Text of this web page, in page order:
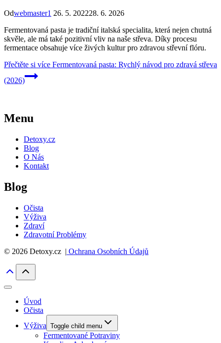
Odwebmaster1 26. 5. 202228. 6. 2026
Fermentovaná pasta je tradiční italská specialita, která nejen chutná
skvěle, ale má také pozitivní vliv na naše střeva. Díky procesu
fermentace obsahuje více živých kultur pro zdravou střevní flóru.
Přečtěte si více Fermentovaná pasta: Rychlý návod pro zdravá střeva
(2026)
Menu
Detoxy.cz
Blog
O Nás
Kontakt
Blog
Očista
Výživa
Zdraví
Zdravotní Problémy
© 2026 Detoxy.cz | Ochrana Osobních Údajů
Úvod
Očista
Výživa Toggle child menu
Fermentované Potraviny